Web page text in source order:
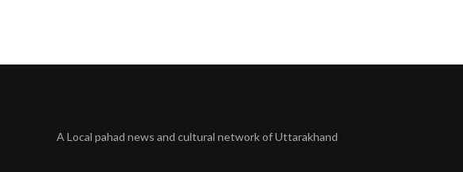
A Local pahad news and cultural network of Uttarakhand